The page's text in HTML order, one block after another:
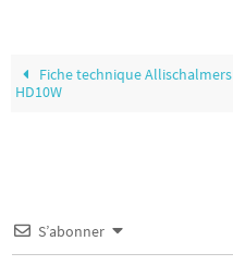
Fiche technique Allischalmers
HD10W
S’abonner